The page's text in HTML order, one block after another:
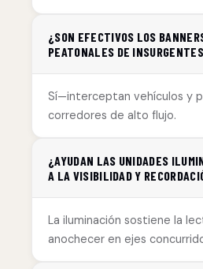
¿SON EFECTIVOS LOS
PEATONALES DE
Sí—interceptan vehículos y
corredores de alto flujo.
¿AYUDAN LAS UNIDADES
A LA VISIBILIDAD Y
La iluminación sostiene la
anochecer en ejes